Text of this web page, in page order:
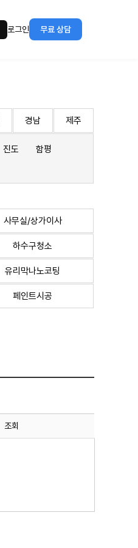
로그인 무료 상담
경남 제주
진도
함평
사무실/상가이사
하수구청소
유리막나노코팅
페인트시공
조회